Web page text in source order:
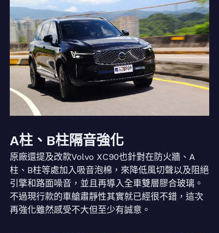
A柱、B柱隔音強化
原廠還提及改款Volvo XC90也針對在防火牆、A
柱、B柱等處加入吸音泡棉，來降低風切聲以及阻絕
引擎和路面噪音，並且再導入全車雙層膠合玻璃。
不過現行款的車艙肅靜性其實就已經很不錯，這次
再強化雖然感受不大但至少有誠意。